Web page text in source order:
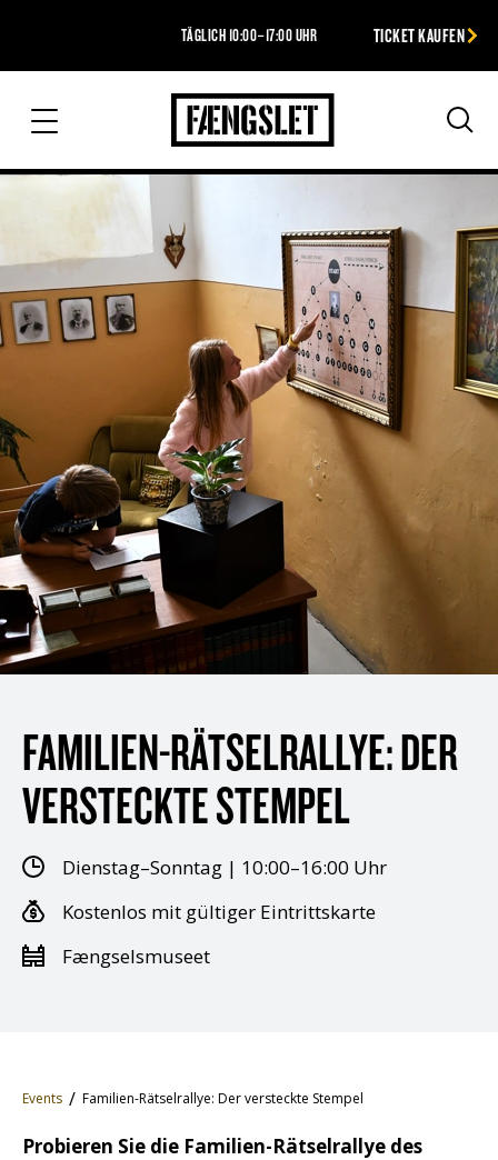
TÄGLICH 10:00–17:00 UHR TICKET KAUFEN
Das Gefängnis
FAMILIEN-RÄTSELRALLYE: DER
VERSTECKTE STEMPEL
Dienstag–Sonntag | 10:00–16:00 Uhr
Kostenlos mit gültiger Eintrittskarte
Fængselsmuseet
Events Familien-Rätselrallye: Der versteckte Stempel
Probieren Sie die Familien-Rätselrallye des